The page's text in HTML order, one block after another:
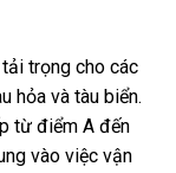
trọng cho các
hỏa và tàu biển.
từ điểm A đến
vào việc vận